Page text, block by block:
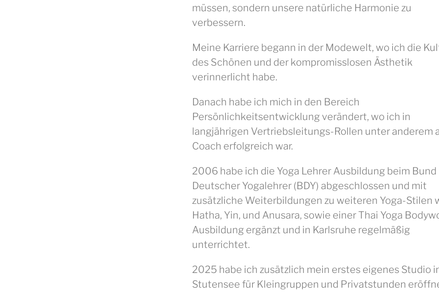
müssen, sondern unsere natürliche Harmonie zu
verbessern.
Meine Karriere begann in der Modewelt, wo ich die
des Schönen und der kompromisslosen Ästhetik
verinnerlicht habe.
Danach habe ich mich in den Bereich
Persönlichkeitsentwicklung verändert, wo ich in
langjährigen Vertriebsleitungs-Rollen unter anderem
Coach erfolgreich war.
2006 habe ich die Yoga Lehrer Ausbildung beim Bund
Deutscher Yogalehrer (BDY) abgeschlossen und mit
zusätzliche Weiterbildungen zu weiteren Yoga-Stilen
Hatha, Yin, und Anusara, sowie einer Thai Yoga
Ausbildung ergänzt und in Karlsruhe regelmäßig
unterrichtet.
2025 habe ich zusätzlich mein erstes eigenes Studio
Stutensee für Kleingruppen und Privatstunden